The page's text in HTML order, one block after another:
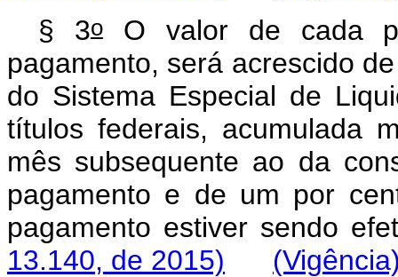
§ 3oO valor de cada
pagamento, será acrescido
do Sistema Especial de
títulos federais, acumulada
mês subsequente ao da
pagamento e de um por
pagamento estiver sendo
13.140, de 2015)